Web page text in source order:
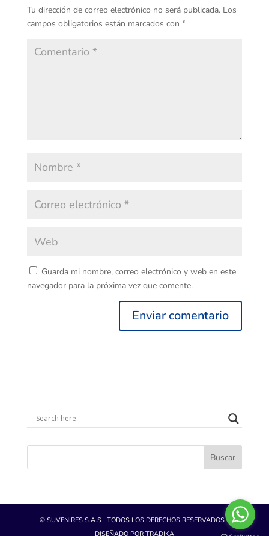
Tu dirección de correo electrónico no será publicada. Los
campos obligatorios están marcados con *
Guarda mi nombre, correo electrónico y web en este
navegador para la próxima vez que comente.
Buscar
© SUVENIRES S.A.S | TODOS LOS DERECHOS RESERVADOS -
DISEÑADO POR TRADIKA